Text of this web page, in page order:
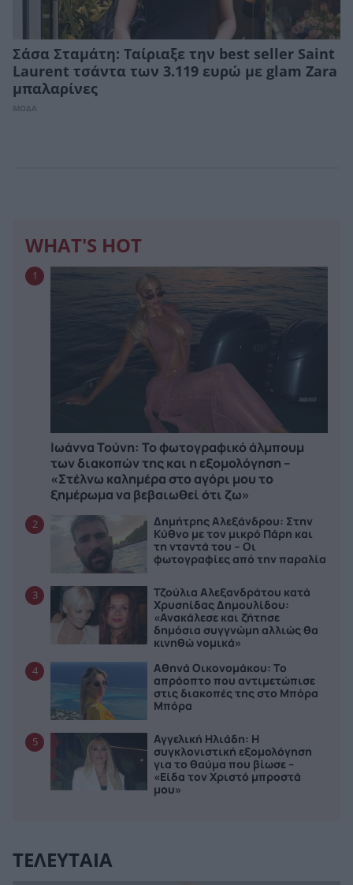
Σάσα Σταμάτη: Ταίριαξε την best seller Saint
Laurent τσάντα των 3.119 ευρώ με glam Ζara
μπαλαρίνες
ΜΟΔΑ
WHAT'S HOT
1
Ιωάννα Τούνη: Το φωτογραφικό άλμπουμ
των διακοπών της και η εξομολόγηση –
«Στέλνω καλημέρα στο αγόρι μου το
ξημέρωμα να βεβαιωθεί ότι ζω»
2
Δημήτρης Αλεξάνδρου: Στην
Κύθνο με τον μικρό Πάρη και
τη νταντά του – Οι
φωτογραφίες από την παραλία
3
Τζούλια Αλεξανδράτου κατά
Χρυσηίδας Δημουλίδου:
«Ανακάλεσε και ζήτησε
δημόσια συγγνώμη αλλιώς θα
κινηθώ νομικά»
4
Αθηνά Οικονομάκου: Το
απρόοπτο που αντιμετώπισε
στις διακοπές της στο Μπόρα
Μπόρα
5
Αγγελική Ηλιάδη: Η
συγκλονιστική εξομολόγηση
για το θαύμα που βίωσε –
«Είδα τον Χριστό μπροστά
μου»
ΤΕΛΕΥΤΑΙΑ